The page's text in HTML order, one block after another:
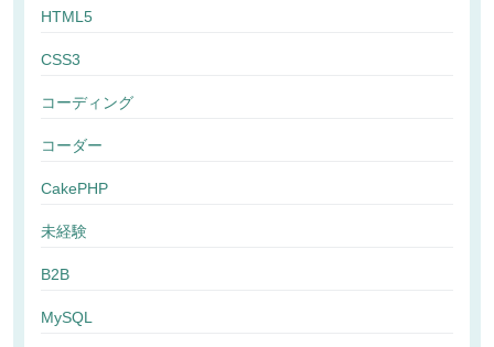
HTML5
CSS3
コーディング
コーダー
CakePHP
未経験
B2B
MySQL